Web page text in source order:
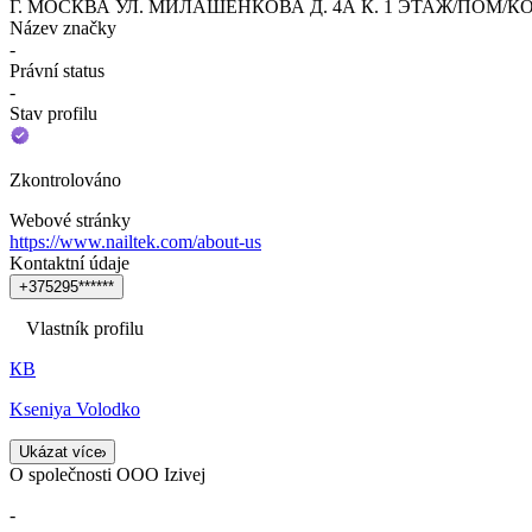
Г. МОСКВА УЛ. МИЛАШЕНКОВА Д. 4А К. 1 ЭТАЖ/ПОМ/
Název značky
-
Právní status
-
Stav profilu
Zkontrolováno
Webové stránky
https://www.nailtek.com/about-us
Kontaktní údaje
+375295******
Vlastník profilu
КВ
Kseniya Volodko
Ukázat více
O společnosti OOO Izivej
-